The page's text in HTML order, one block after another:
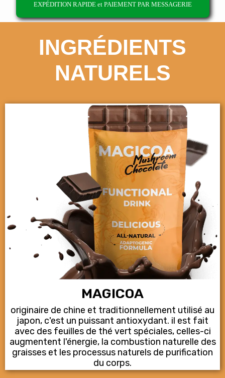
EXPÉDITION RAPIDE et PAIEMENT PAR MESSAGERIE
INGRÉDIENTS
NATURELS
MAGICOA
originaire de chine et traditionnellement utilisé au
japon, c'est un puissant antioxydant. il est fait
avec des feuilles de thé vert spéciales, celles-ci
augmentent l'énergie, la combustion naturelle des
graisses et les processus naturels de purification
du corps.